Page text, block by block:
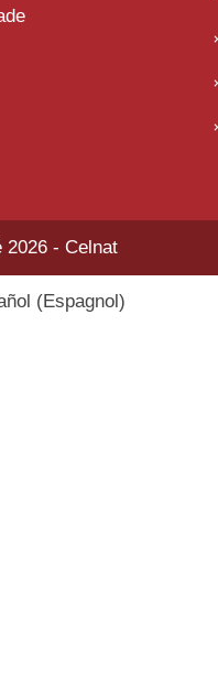
2026 - Celnat
(Espagnol)